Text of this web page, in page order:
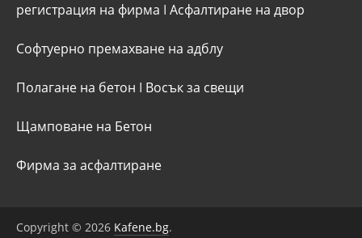
регистрация на фирма I Асфалтиране на двор
Софтуерно премахване на адблу
Полагане на бетон I Восък за свещи
Щамповане на Бетон
Фирма за асфалтиране
Copyright © 2026 Kafene.bg.